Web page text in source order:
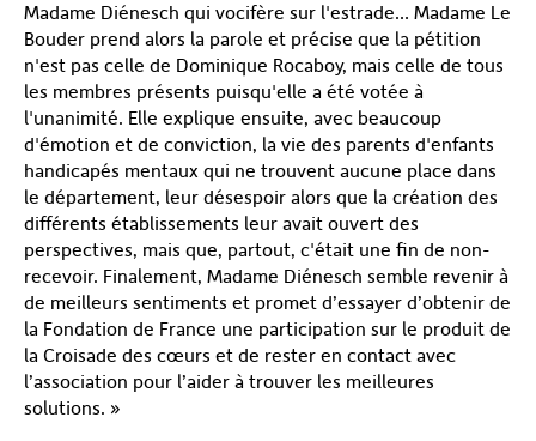
Madame Diénesch qui vocifère sur l'estrade… Madame Le
Bouder prend alors la parole et précise que la pétition
n'est pas celle de Dominique Rocaboy, mais celle de tous
les membres présents puisqu'elle a été votée à
l'unanimité. Elle explique ensuite, avec beaucoup
d'émotion et de conviction, la vie des parents d'enfants
handicapés mentaux qui ne trouvent aucune place dans
le département, leur désespoir alors que la création des
différents établissements leur avait ouvert des
perspectives, mais que, partout, c'était une fin de non-
recevoir. Finalement, Madame Diénesch semble revenir à
de meilleurs sentiments et promet d’essayer d’obtenir de
la Fondation de France une participation sur le produit de
la Croisade des cœurs et de rester en contact avec
l’association pour l’aider à trouver les meilleures
solutions. »